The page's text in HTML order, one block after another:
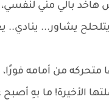
هاخد بالي مني
يشاور... ينادي..
متحركه من أمامه
الأخيرة! ما بهِ أصبح